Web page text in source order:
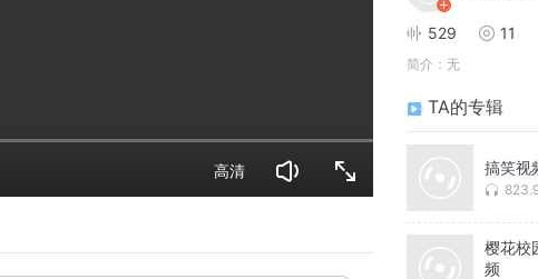
高清
529 11
简介： 无
TA的专辑
搞笑视
樱花校
频